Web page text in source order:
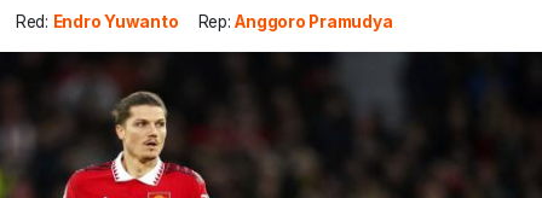
Red: Endro Yuwanto Rep: Anggoro Pramudya